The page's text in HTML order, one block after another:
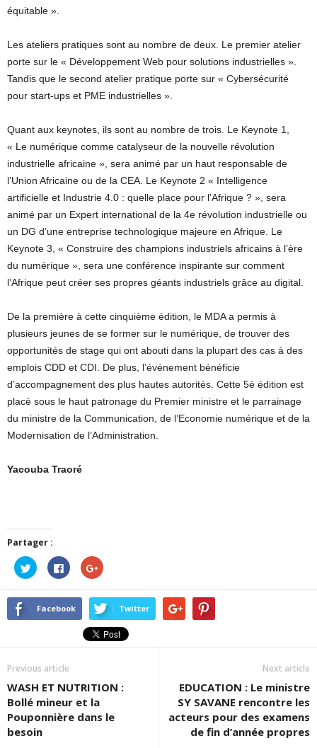
équitable ».
Les ateliers pratiques sont au nombre de deux. Le premier atelier
porte sur le « Développement Web pour solutions industrielles ».
Tandis que le second atelier pratique porte sur « Cybersécurité
pour start-ups et PME industrielles ».
Quant aux keynotes, ils sont au nombre de trois. Le Keynote 1,
« Le numérique comme catalyseur de la nouvelle révolution
industrielle africaine », sera animé par un haut responsable de
l’Union Africaine ou de la CEA. Le Keynote 2 « Intelligence
artificielle et Industrie 4.0 : quelle place pour l’Afrique ? », sera
animé par un Expert international de la 4e révolution industrielle ou
un DG d’une entreprise technologique majeure en Afrique. Le
Keynote 3, « Construire des champions industriels africains à l’ère
du numérique », sera une conférence inspirante sur comment
l’Afrique peut créer ses propres géants industriels grâce au digital.
De la première à cette cinquième édition, le MDA a permis à
plusieurs jeunes de se former sur le numérique, de trouver des
opportunités de stage qui ont abouti dans la plupart des cas à des
emplois CDD et CDI. De plus, l’événement bénéficie
d’accompagnement des plus hautes autorités. Cette 5è édition est
placé sous le haut patronage du Premier ministre et le parrainage
du ministre de la Communication, de l’Economie numérique et de la
Modernisation de l’Administration.
Yacouba Traoré
Partager :
Cliquez
pour
partager
sur
Twitter(ouvre
dans
Cliquez
pour
partager
sur
Facebook(ouvre
dans
nouvelle
fenêtre)
Cliquez
pour
sur
Google+
(ouvre
dans
une
nouvelle
fenêtre)
Facebook Twitter
Previous article
WASH ET NUTRITION :
Bollé mineur et la
Pouponnière dans le
besoin
Next article
EDUCATION : Le ministre
SY SAVANE rencontre les
acteurs pour des examens
de fin d’année propres